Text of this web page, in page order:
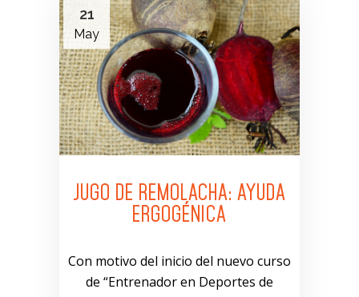
21
May
JUGO DE REMOLACHA: AYUDA
ERGOGÉNICA
Con motivo del inicio del nuevo curso
de “Entrenador en Deportes de